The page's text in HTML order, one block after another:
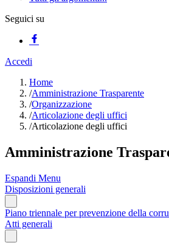
Seguici su
Accedi
Home
/Amministrazione Trasparente
/Organizzazione
/Articolazione degli uffici
/Articolazione degli uffici
Amministrazione
Espandi Menu
Disposizioni generali
Piano triennale per prevenzione della
Atti generali